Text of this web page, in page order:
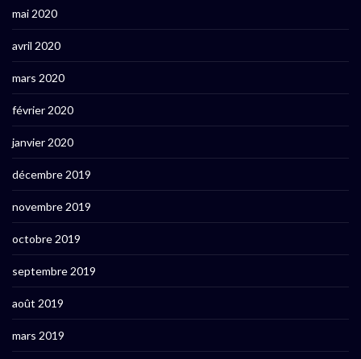
mai 2020
avril 2020
mars 2020
février 2020
janvier 2020
décembre 2019
novembre 2019
octobre 2019
septembre 2019
août 2019
mars 2019